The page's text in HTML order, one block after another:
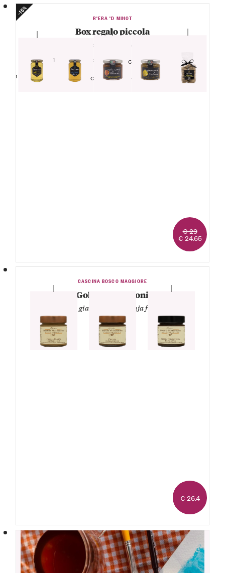
R'ERA 'D MINOT
Box regalo piccola
— Composte, biscotti e miele —
1 Vasetto Miele di
acacia
1 Vasetto Miele di
tiglio
1 Vasetto
Confettura extra
Confettura extra
di pere
Madernassa 1 Sacchetto
Biscotti pera,
cannella e
-15%
€ 29
€ 24.65
CASCINA BOSCO MAGGIORE
Golose tentazioni
— Bianca, gianduja e gianduja fondente —
1 Vasetto Crema
bianca di nocciole
1 Vasetto Crema di
gianduja
1 Vasetto Crema di
gianduja fondente
€ 26.4